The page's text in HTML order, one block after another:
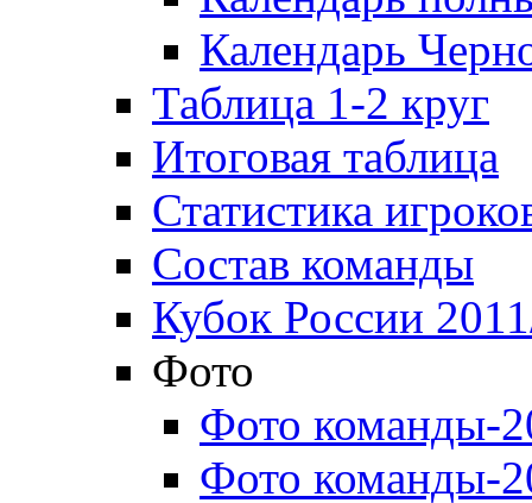
Календарь
Таблица 1-2 круг
Итоговая таблица
Статистика
Состав команды
Кубок России
Фото
Фото команды-
Фото команды-